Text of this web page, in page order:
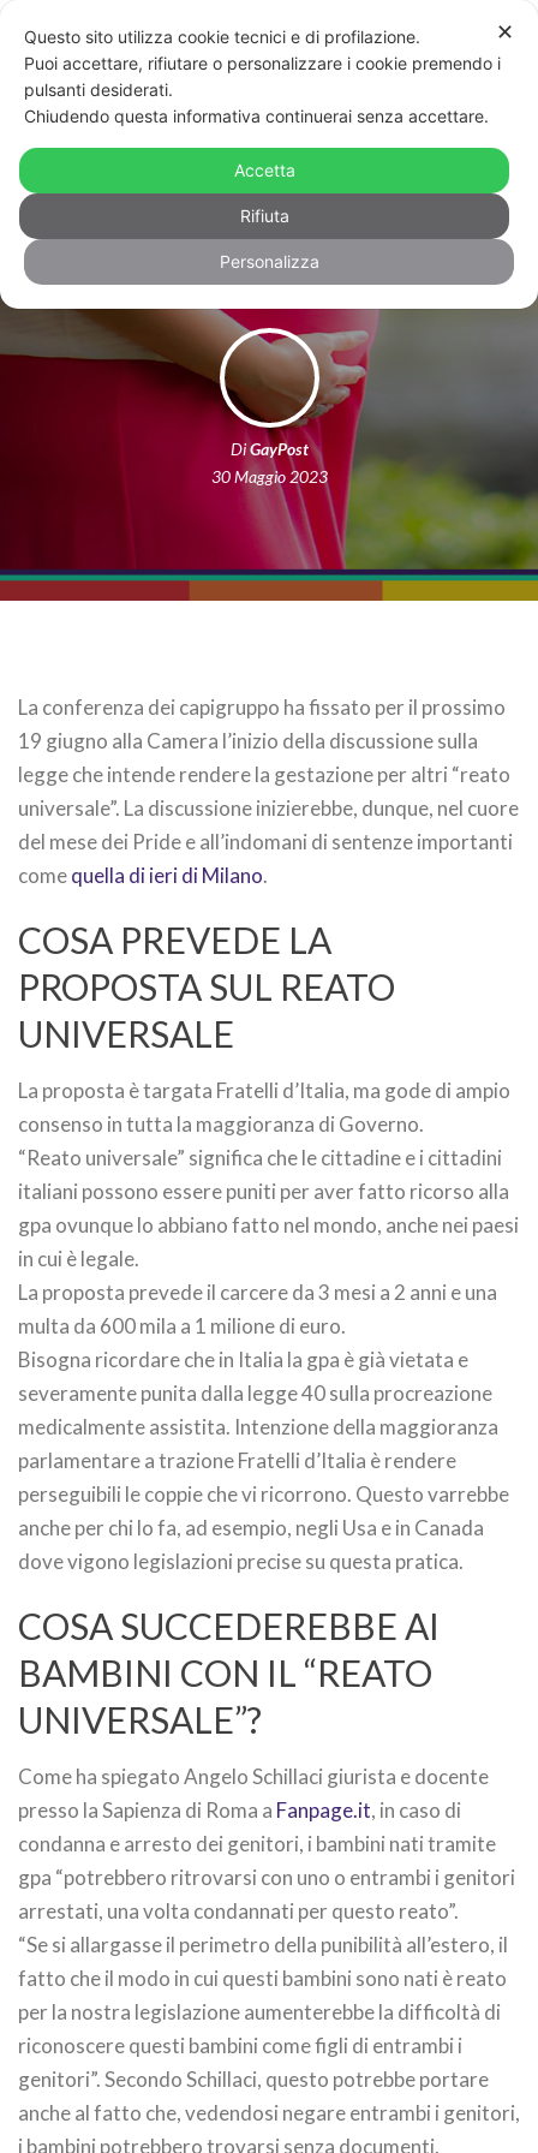
Il 19 giugno arriva alla Camera la
legge per rendere la gestazione per
altri “reato universale”
DiGayPost
30 Maggio 2023
La conferenza dei capigruppo ha fissato per il prossimo
19 giugno alla Camera l’inizio della discussione sulla
legge che intende rendere la gestazione per altri “reato
universale”. La discussione inizierebbe, dunque, nel cuore
del mese dei Pride e all’indomani di sentenze importanti
comequella di ieri di Milano.
COSA PREVEDE LA
PROPOSTA SUL REATO
UNIVERSALE
La proposta è targata Fratelli d’Italia, ma gode di ampio
consenso in tutta la maggioranza di Governo.
“Reato universale” significa che le cittadine e i cittadini
italiani possono essere puniti per aver fatto ricorso alla
gpa ovunque lo abbiano fatto nel mondo, anche nei paesi
in cui è legale.
La proposta prevede il carcere da 3 mesi a 2 anni e una
multa da 600 mila a 1 milione di euro.
Bisogna ricordare che in Italia la gpa è già vietata e
severamente punita dalla legge 40 sulla procreazione
medicalmente assistita. Intenzione della maggioranza
parlamentare a trazione Fratelli d’Italia è rendere
perseguibili le coppie che vi ricorrono. Questo varrebbe
anche per chi lo fa, ad esempio, negli Usa e in Canada
dove vigono legislazioni precise su questa pratica.
COSA SUCCEDEREBBE AI
BAMBINI CON IL “REATO
UNIVERSALE”?
Come ha spiegato Angelo Schillaci giurista e docente
presso la Sapienza di Roma a Fanpage.it, in caso di
condanna e arresto dei genitori, i bambini nati tramite
gpa “potrebbero ritrovarsi con uno o entrambi i genitori
arrestati, una volta condannati per questo reato”.
“Se si allargasse il perimetro della punibilità all’estero, il
fatto che il modo in cui questi bambini sono nati è reato
per la nostra legislazione aumenterebbe la difficoltà di
riconoscere questi bambini come figli di entrambi i
genitori”. Secondo Schillaci, questo potrebbe portare
anche al fatto che, vedendosi negare entrambi i genitori,
i bambini potrebbero trovarsi senza documenti.
✕
Questo sito utilizza cookie tecnici e di profilazione.
Puoi accettare, rifiutare o personalizzare i cookie premendo i
pulsanti desiderati.
Chiudendo questa informativa continuerai senza accettare.
Accetta
Rifiuta
Personalizza